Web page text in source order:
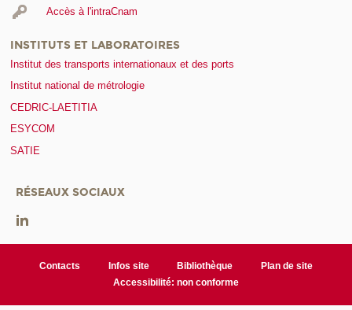
Accès à l'intraCnam
INSTITUTS ET LABORATOIRES
Institut des transports internationaux et des ports
Institut national de métrologie
CEDRIC-LAETITIA
ESYCOM
SATIE
RÉSEAUX SOCIAUX
Contacts Infos site Bibliothèque
Plan de site
Accessibilité: non conforme